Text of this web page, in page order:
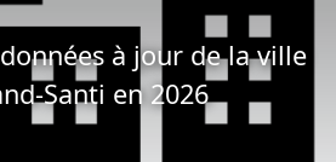
à jour de la ville
Santi en 2026